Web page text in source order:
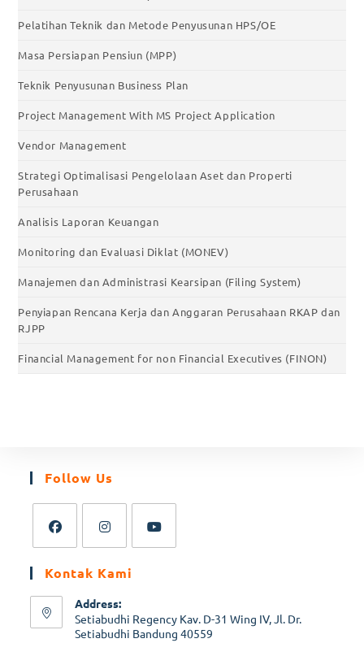
Pelatihan Teknik dan Metode Penyusunan HPS/OE
Masa Persiapan Pensiun (MPP)
Teknik Penyusunan Business Plan
Project Management With MS Project Application
Vendor Management
Strategi Optimalisasi Pengelolaan Aset dan Properti
Perusahaan
Analisis Laporan Keuangan
Monitoring dan Evaluasi Diklat (MONEV)
Manajemen dan Administrasi Kearsipan (Filing System)
Penyiapan Rencana Kerja dan Anggaran Perusahaan RKAP dan
RJPP
Financial Management for non Financial Executives (FINON)
Follow Us
Kontak Kami
Address:
Setiabudhi Regency Kav. D-31 Wing IV, Jl. Dr.
Setiabudhi Bandung 40559